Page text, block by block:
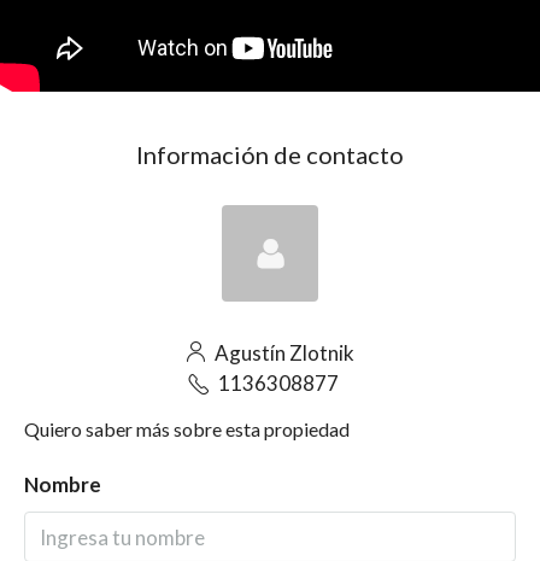
Información de contacto
Agustín Zlotnik
1136308877
Quiero saber más sobre esta propiedad
Nombre